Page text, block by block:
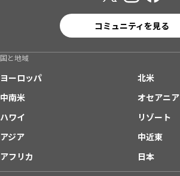
コミュニティを見る
国と地域
ヨーロッパ
北米
中南米
オセアニア
ハワイ
リゾート
アジア
中近東
アフリカ
日本